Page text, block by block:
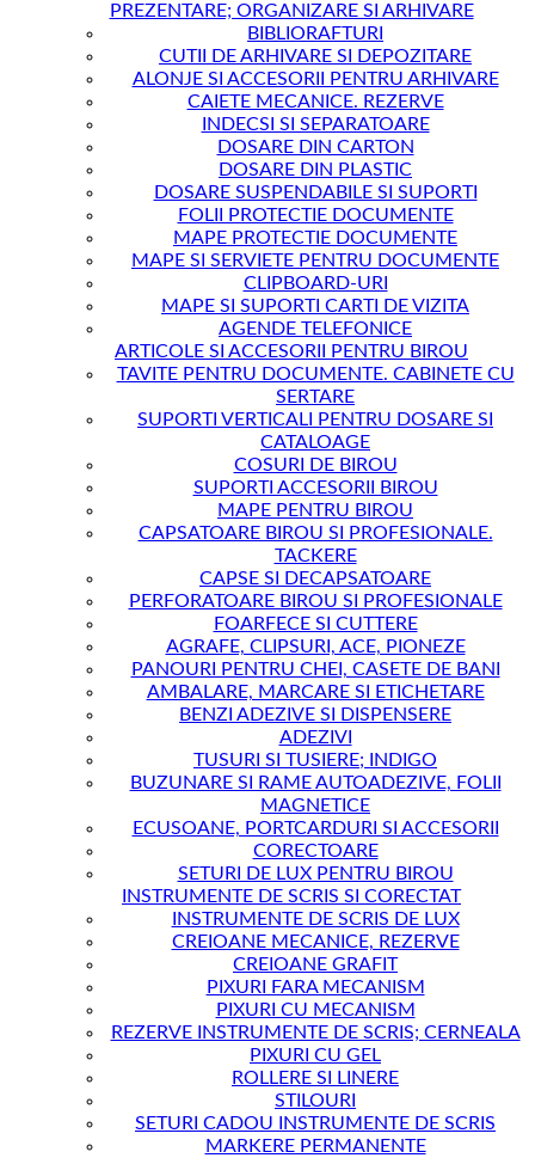
PREZENTARE; ORGANIZARE SI ARHIVARE
BIBLIORAFTURI
CUTII DE ARHIVARE SI DEPOZITARE
ALONJE SI ACCESORII PENTRU ARHIVARE
CAIETE MECANICE. REZERVE
INDECSI SI SEPARATOARE
DOSARE DIN CARTON
DOSARE DIN PLASTIC
DOSARE SUSPENDABILE SI SUPORTI
FOLII PROTECTIE DOCUMENTE
MAPE PROTECTIE DOCUMENTE
MAPE SI SERVIETE PENTRU DOCUMENTE
CLIPBOARD-URI
MAPE SI SUPORTI CARTI DE VIZITA
AGENDE TELEFONICE
ARTICOLE SI ACCESORII PENTRU BIROU
TAVITE PENTRU DOCUMENTE. CABINETE CU
SERTARE
SUPORTI VERTICALI PENTRU DOSARE SI
CATALOAGE
COSURI DE BIROU
SUPORTI ACCESORII BIROU
MAPE PENTRU BIROU
CAPSATOARE BIROU SI PROFESIONALE.
TACKERE
CAPSE SI DECAPSATOARE
PERFORATOARE BIROU SI PROFESIONALE
FOARFECE SI CUTTERE
AGRAFE, CLIPSURI, ACE, PIONEZE
PANOURI PENTRU CHEI, CASETE DE BANI
AMBALARE, MARCARE SI ETICHETARE
BENZI ADEZIVE SI DISPENSERE
ADEZIVI
TUSURI SI TUSIERE; INDIGO
BUZUNARE SI RAME AUTOADEZIVE, FOLII
MAGNETICE
ECUSOANE, PORTCARDURI SI ACCESORII
CORECTOARE
SETURI DE LUX PENTRU BIROU
INSTRUMENTE DE SCRIS SI CORECTAT
INSTRUMENTE DE SCRIS DE LUX
CREIOANE MECANICE, REZERVE
CREIOANE GRAFIT
PIXURI FARA MECANISM
PIXURI CU MECANISM
REZERVE INSTRUMENTE DE SCRIS; CERNEALA
PIXURI CU GEL
ROLLERE SI LINERE
STILOURI
SETURI CADOU INSTRUMENTE DE SCRIS
MARKERE PERMANENTE